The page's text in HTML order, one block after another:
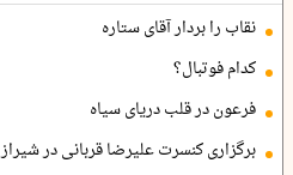
نقاب را بردار آقای ستاره
کدام فوتبال؟
فرعون در قلب دریای سیاه
برگزاری کنسرت علیرضا قربانی در شیراز